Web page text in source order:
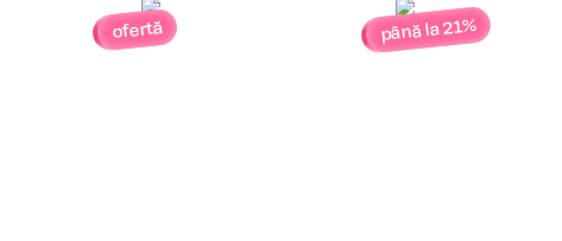
ofertă până la 21%